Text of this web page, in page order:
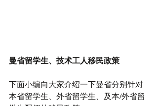
曼省留学生、技术工人移民政策
下面小编向大家介绍一下曼省分别针对
本省留学生、外省留学生、及本/外省留